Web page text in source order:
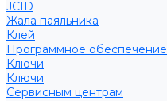
JCID
Жала паяльника
Клей
Программное обеспечение
Ключи
Ключи
Сервисным центрам